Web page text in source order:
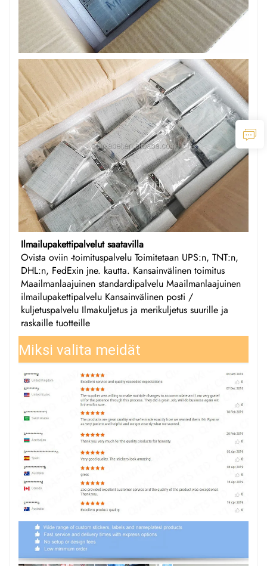
Ilmailupakettipalvelut saatavilla
Ovista oviin -toimituspalvelu Toimitetaan UPS:n, TNT:n,
DHL:n, FedExin jne. kautta. Kansainvälinen toimitus
Maailmanlaajuinen standardipalvelu Maailmanlaajuinen
ilmailupakettipalvelu Kansainvälinen posti /
kuljetuspalvelu Ilmakuljetus ja merikuljetus suurille ja
raskaille tuotteille
Miksi valita meidät